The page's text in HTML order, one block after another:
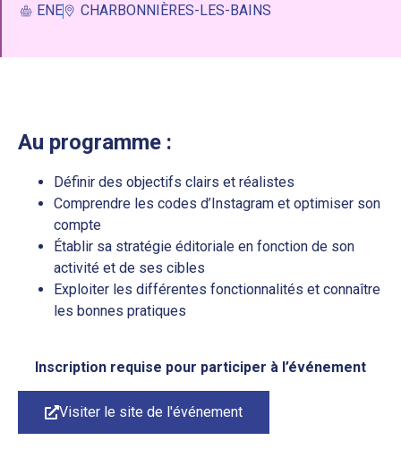
ENE CHARBONNIÈRES-LES-BAINS
Au programme :
Définir des objectifs clairs et réalistes
Comprendre les codes d’Instagram et optimiser son
compte
Établir sa stratégie éditoriale en fonction de son
activité et de ses cibles
Exploiter les différentes fonctionnalités et connaître
les bonnes pratiques
Inscription requise pour participer à l’événement
Visiter le site de l'événement